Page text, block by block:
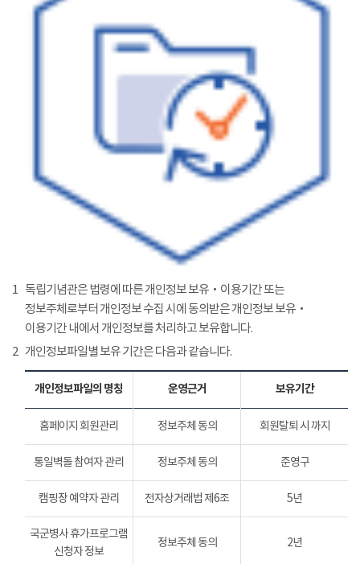
1 독립기념관은 법령에 따른 개인정보 보유‧이용기간 또는
정보주체로부터 개인정보 수집 시에 동의받은 개인정보 보유‧
이용기간 내에서 개인정보를 처리하고 보유합니다.
2 개인정보파일별 보유 기간은 다음과 같습니다.
개인정보파일의 명칭 운영근거 보유기간
홈페이지 회원관리 정보주체 동의 회원탈퇴 시 까지
통일벽돌 참여자 관리 정보주체 동의 준영구
캠핑장 예약자 관리 전자상거래법 제6조 5년
국군병사 휴가프로그램
신청자 정보
정보주체 동의 2년